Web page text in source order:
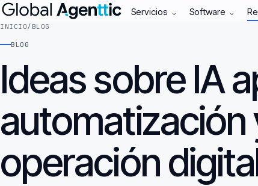
Servicios ⌄ Software ⌄
INICIO/ BLOG
BLOG
Ideas sobre IA
automatización
operación